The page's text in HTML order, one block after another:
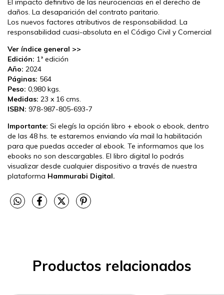
daños. La desaparición del contrato paritario.
Los nuevos factores atributivos de responsabilidad. La
responsabilidad cuasi-absoluta en el Código Civil y Comercial
Ver índice general >>
Edición: 1ª edición
Año: 2024
Páginas: 564
Peso: 0,980 kgs.
Medidas: 23 x 16 cms.
ISBN: 978-987-805-693-7
Importante: Si elegís la opción libro + ebook o ebook, dentro
de las 48 hs. te estaremos enviando vía mail la habilitación
para que puedas acceder al ebook. Te informamos que los
ebooks no son descargables. El libro digital lo podrás
visualizar desde cualquier dispositivo a través de nuestra
plataforma Hammurabi Digital.
Productos relacionados